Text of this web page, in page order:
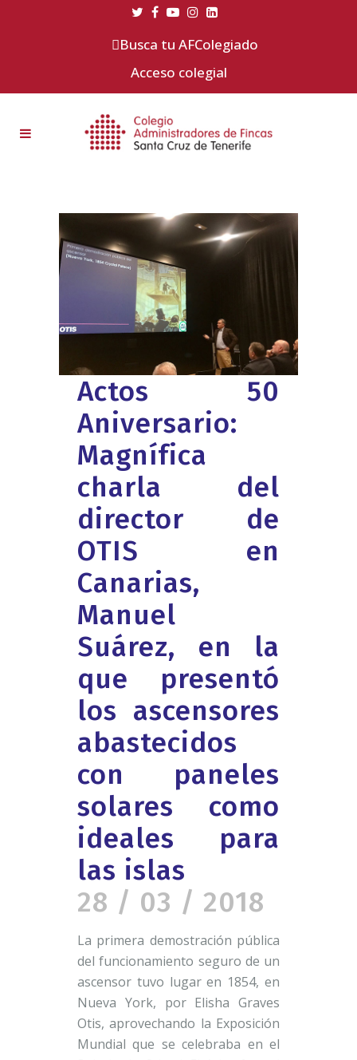
Busca tu AFColegiado
Acceso colegial
28 / 03 / 2018
Actos 50
Aniversario:
Magnífica
charla del
director de
OTIS en
Canarias,
Manuel
Suárez, en la
que presentó
los ascensores
abastecidos
con paneles
solares como
ideales para
las islas
La primera demostración pública
del funcionamiento seguro de un
ascensor tuvo lugar en 1854, en
Nueva York, por Elisha Graves
Otis, aprovechando la Exposición
Mundial que se celebraba en el